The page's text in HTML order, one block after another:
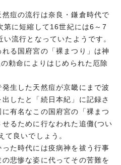
痘の流行は奈良・鎌倉時代で
第に短縮して16世紀には6～7
流行となっていたようです。
る国府宮の「裸まつり」は神
勅命によりはじめられた厄除
生した天然痘が京畿にまで波
したと「続日本紀」に記録さ
有名なこの国府宮の「裸まつ
るために行なわれた追儺(つい
て良いでしょう。
た時代には疫病神を祓う行事
悲惨な姿に代ってその苦難を